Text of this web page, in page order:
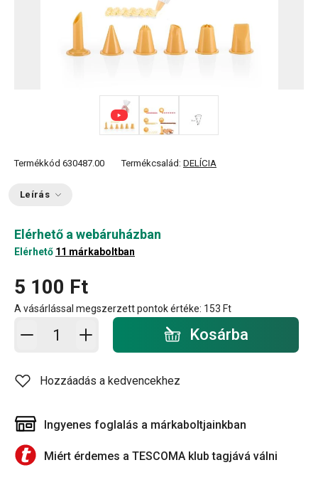
Termékkód 630487.00 Termékcsalád: DELÍCIA
Leírás
Elérhető a webáruházban
Elérhető 11 márkaboltban
5 100 Ft
A vásárlással megszerzett pontok értéke: 153 Ft
Kosárba - mennyiség Kosárba
Hozzáadás a kedvencekhez
Ingyenes foglalás a márkaboltjainkban
Miért érdemes a TESCOMA klub tagjává válni